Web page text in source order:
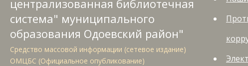
централизованная библиотечная
система" муниципального
образования Одоевский район"
Средство массовой информации (сетевое издание)
ОМЦБС (Официальное опубликование)